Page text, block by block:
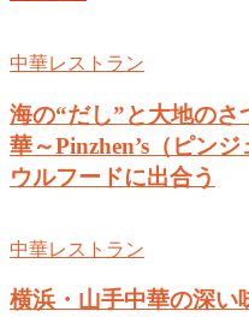
中華レストラン
海の“だし”と大地の
華～Pinzhen’s（ピン
ウルフードに出合う
中華レストラン
横浜・山手中華の深い